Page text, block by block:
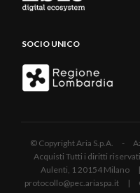
SOCIO UNICO
© Copyright Aria S.p.A. -
Acquisti Tutti i diritti
Aulenti, 1 20154
protocollo@pec.ariaspa.it |